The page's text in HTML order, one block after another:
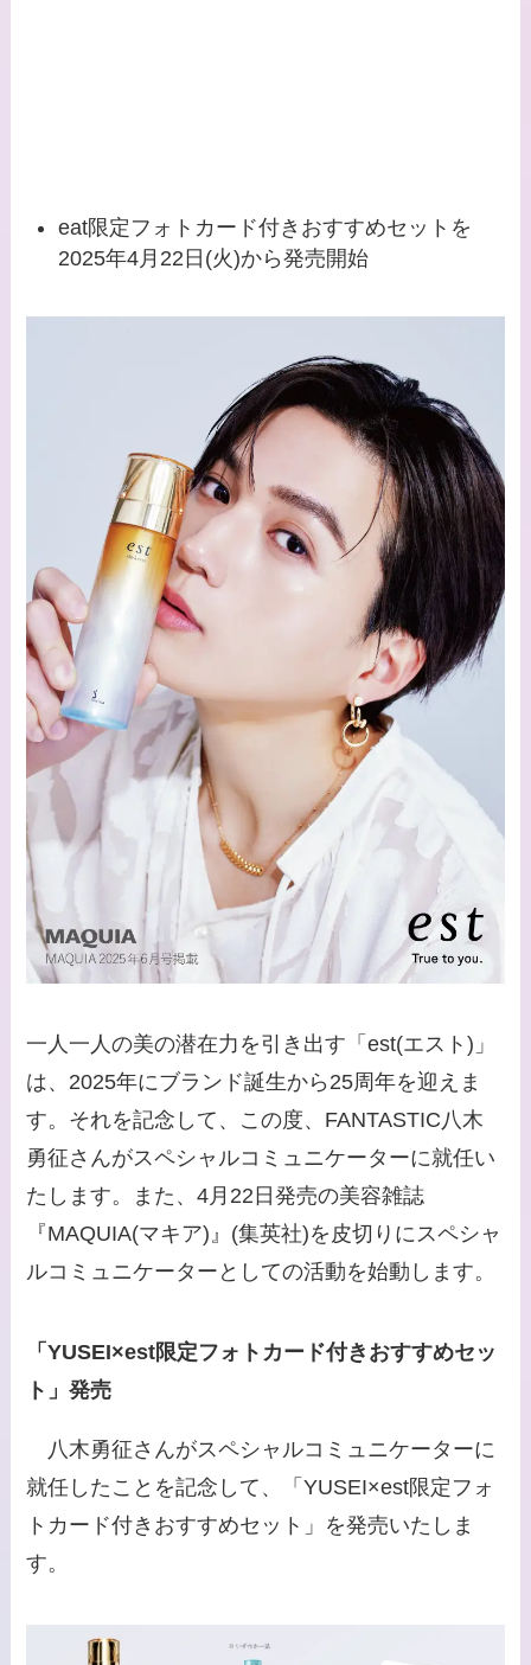
eat限定フォトカード付きおすすめセットを
2025年4月22日(火)から発売開始
一人一人の美の潜在力を引き出す「est(エスト)」
は、2025年にブランド誕生から25周年を迎えま
す。それを記念して、この度、FANTASTIC八木
勇征さんがスペシャルコミュニケーターに就任い
たします。また、4月22日発売の美容雑誌
『MAQUIA(マキア)』(集英社)を皮切りにスペシャ
ルコミュニケーターとしての活動を始動します。
「YUSEI×est限定フォトカード付きおすすめセッ
ト」発売
八木勇征さんがスペシャルコミュニケーターに
就任したことを記念して、「YUSEI×est限定フォ
トカード付きおすすめセット」を発売いたしま
す。